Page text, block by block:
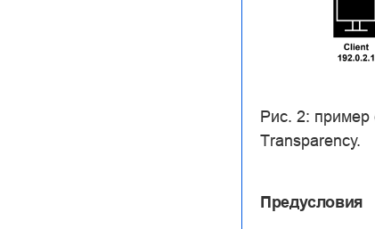
Рис. 2: пример
Transparency.
Предусловия